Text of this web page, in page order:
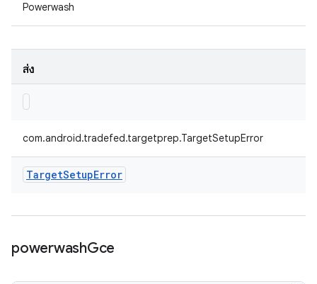
Powerwash
ส่ง
com.android.tradefed.targetprep.TargetSetupError
TargetSetupError
powerwashGce